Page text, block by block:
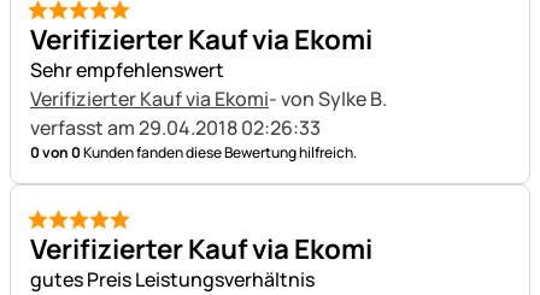
5 von 5
Verifizierter Kauf via Ekomi
Sehr empfehlenswert
Verifizierter Kauf via Ekomi- von Sylke B.
verfasst am 29.04.2018 02:26:33
0 von 0Kunden fanden diese Bewertung hilfreich.
5 von 5
Verifizierter Kauf via Ekomi
gutes Preis Leistungsverhältnis